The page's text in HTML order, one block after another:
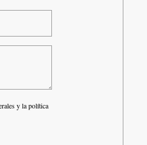
y la política